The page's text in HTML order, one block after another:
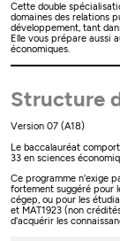
Cette double
domaines des relations
développement, tant
Elle vous prépare aussi
économiques.
Structure
Version 07 (A18)
Le baccalauréat
33 en sciences
Ce programme n'exige
fortement suggéré pour
cégep, ou pour les
et MAT1923 (non
d'acquérir les